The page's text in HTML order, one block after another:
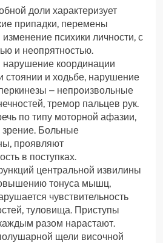
доли характеризует
припадки, перемены
психики личности, с
и неопрятностью.
координации
стоянии и ходьбе, нарушение
– непроизвольные
тремор пальцев рук.
по типу моторной афазии,
зрение. Больные
проявляют
в поступках.
центральной извилины
тонуса мышц,
чувствительность
туловища. Приступы
разом нарастают.
щели височной